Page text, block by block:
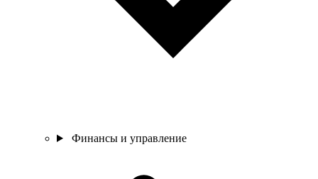
Финансы и управление